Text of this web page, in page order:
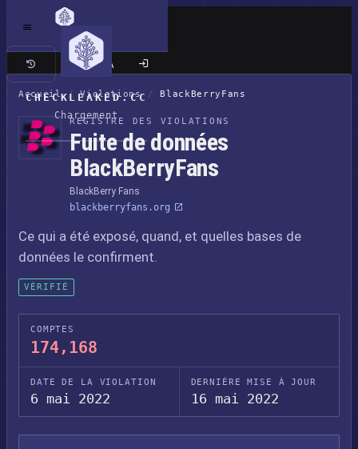
CHECKLEAKED.CC
Chargement
Site classique
Accueil / Violations / BlackBerryFans
REGISTRE DES VIOLATIONS
Fuite de données
BlackBerryFans
BlackBerry Fans
blackberryfans.org
Ce qui a été exposé, quand, et quelles bases de
données le confirment.
VÉRIFIÉ
COMPTES
174,168
DATE DE LA VIOLATION
6 mai 2022
DERNIÈRE MISE À JOUR
16 mai 2022